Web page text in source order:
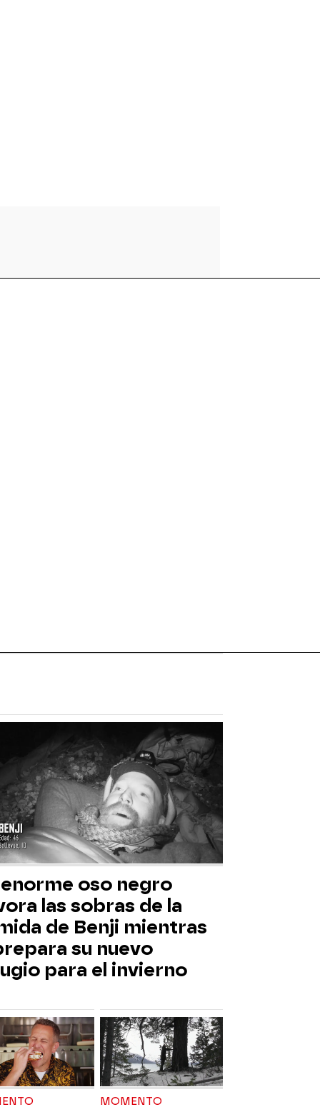
oso negro
las sobras de la
de Benji mientras
su nuevo
para el invierno
MOMENTO